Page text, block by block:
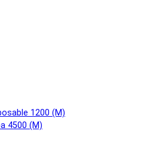
1200 (М)
4500 (М)